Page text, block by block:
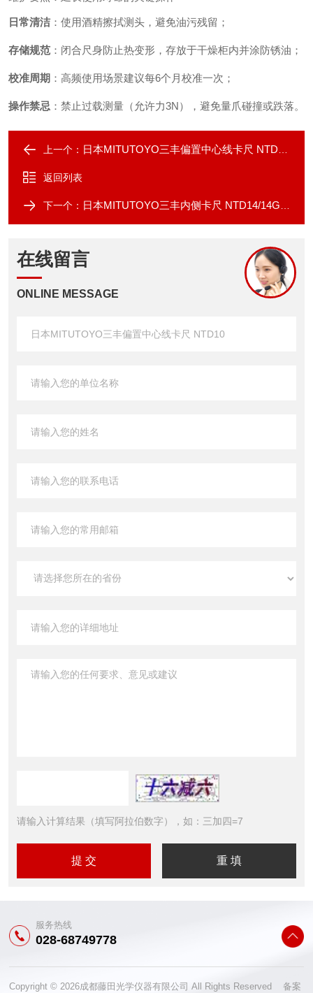
日常清洁‌：使用酒精擦拭测头，避免油污残留；
存储规范 ‌：闭合尺身防止热变形，存放于干燥柜内并涂防锈油；
校准周期 ‌：高频使用场景建议每6个月校准一次；
操作禁忌 ‌：禁止过载测量（允许力3N），避免量爪碰撞或跌落。
上一个： 日本MITUTOYO三丰偏置中心线卡尺 NTD10P
返回列表
下一个： 日本MITUTOYO三丰内侧卡尺 NTD14/14G/14P
在线留言
ONLINE MESSAGE
请输入计算结果（填写阿拉伯数字），如：三加四=7
服务热线
028-68749778
Copyright © 2026成都藤田光学仪器有限公司 All Rights Reserved 备案